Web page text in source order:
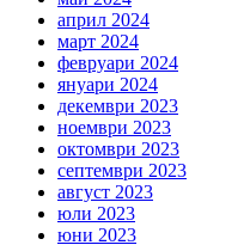
април 2024
март 2024
февруари 2024
януари 2024
декември 2023
ноември 2023
октомври 2023
септември 2023
август 2023
юли 2023
юни 2023